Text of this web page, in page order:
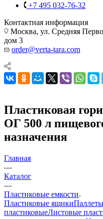
+7 495 032-76-32
Контактная информация
Москва, ул. Средняя
дом 3
order@verta-tara.com
Пластиковая
ОГ 500 л
назначения
Главная
—
Каталог
—
Пластиковые емкости
Пластиковые ящики
пластиковыеЛистовые